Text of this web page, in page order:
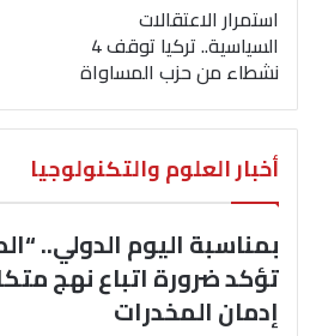
استمرار الاعتقالات
السياسية.. تركيا توقف 4
نشطاء من حزب المساواة
أخبار العلوم والتكنولوجيا
بمناسبة اليوم الدولي..
تؤكد ضرورة اتباع نهج
إدمان المخدرات